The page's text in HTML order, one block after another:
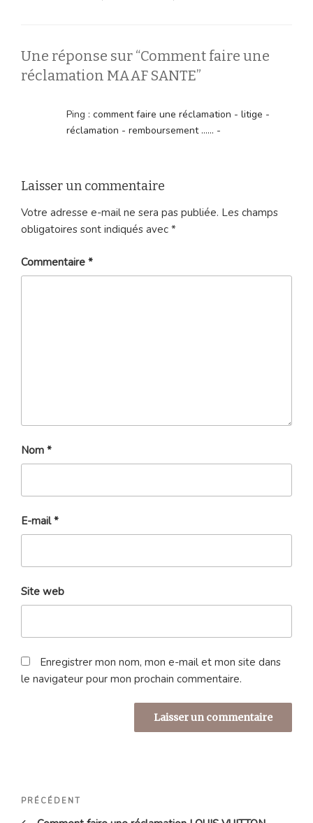
Une réponse sur “Comment faire une
réclamation MAAF SANTE”
Ping : comment faire une réclamation - litige -
réclamation - remboursement ...... -
Laisser un commentaire
Votre adresse e-mail ne sera pas publiée. Les champs
obligatoires sont indiqués avec *
Commentaire *
Nom *
E-mail*
Site web
Enregistrer mon nom, mon e-mail et mon site dans
le navigateur pour mon prochain commentaire.
Navigation
Article
précédent
PRÉCÉDENT